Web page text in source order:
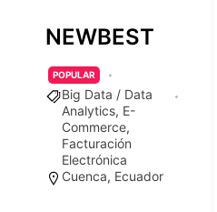
NEWBEST
POPULAR
Big Data / Data
Analytics, E-
Commerce,
Facturación
Electrónica
Cuenca, Ecuador